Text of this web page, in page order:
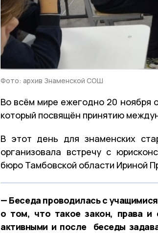
Фото: архив Знаменской СОШ
Во всём мире ежегодно 20 ноября
который посвящён принятию
В этот день для знаменских
организовала встречу с
бюро Тамбовской области Ириной
— Беседа проводилась с
о том, что такое закон, права и
активными и после беседы